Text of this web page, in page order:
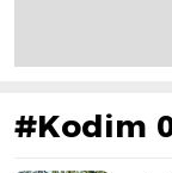
#Kodim